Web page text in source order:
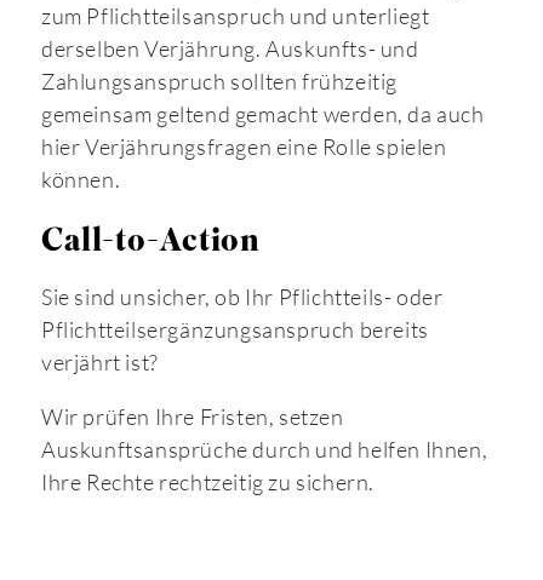
zum Pflichtteilsanspruch und unterliegt
derselben Verjährung. Auskunfts- und
Zahlungsanspruch sollten frühzeitig
gemeinsam geltend gemacht werden, da auch
hier Verjährungsfragen eine Rolle spielen
können.
Call-to-Action
Sie sind unsicher, ob Ihr Pflichtteils- oder
Pflichtteilsergänzungsanspruch bereits
verjährt ist?
Wir prüfen Ihre Fristen, setzen
Auskunftsansprüche durch und helfen Ihnen,
Ihre Rechte rechtzeitig zu sichern.